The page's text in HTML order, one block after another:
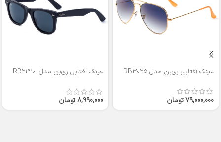
عینک آفتابی ری‌بن مدل RB3025
79,000,000تومان
عینک آفتابی ری‌بن مدل RB2140-
8,990,000تومان